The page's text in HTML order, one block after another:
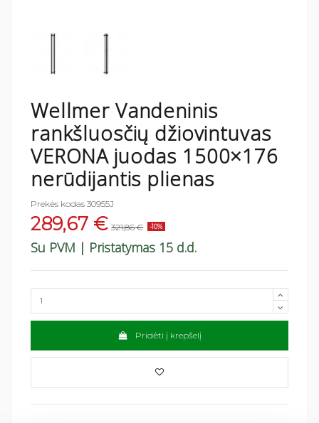
Wellmer Vandeninis
rankšluosčių džiovintuvas
VERONA juodas 1500×176
nerūdijantis plienas
Prekės kodas 30955J
289,67 € 321,86 € -10%
Su PVM | Pristatymas 15 d.d.
Pridėti į krepšelį